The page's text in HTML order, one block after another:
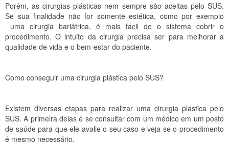
Porém, as cirurgias plásticas nem sempre são aceitas pelo SUS.
Se sua finalidade não for somente estética, como por exemplo
uma cirurgia bariátrica, é mais fácil de o sistema cobrir o
procedimento. O intuito da cirurgia precisa ser para melhorar a
qualidade de vida e o bem-estar do paciente.
Como conseguir uma cirurgia plástica pelo SUS?
Existem diversas etapas para realizar uma cirurgia plástica pelo
SUS. A primeira delas é se consultar com um médico em um posto
de saúde para que ele avalie o seu caso e veja se o procedimento
é mesmo necessário.